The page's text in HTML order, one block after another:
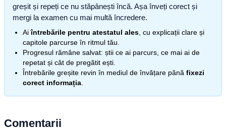
greșit și repeți ce nu stăpânești încă. Așa înveți corect și
mergi la examen cu mai multă încredere.
Aiîntrebările pentru atestatul ales , cu explicații clare și
capitole parcurse în ritmul tău.
Progresul rămâne salvat: știi ce ai parcurs, ce mai ai de
repetat și cât de pregătit ești.
Întrebările greșite revin în mediul de învățare până fixezi
corect informația
Comentarii